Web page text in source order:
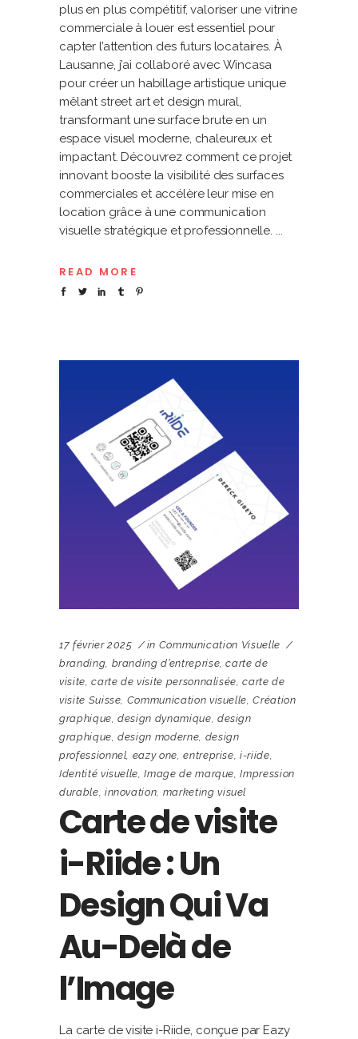
plus en plus compétitif, valoriser une vitrine
commerciale à louer est essentiel pour
capter l’attention des futurs locataires. À
Lausanne, j’ai collaboré avec Wincasa
pour créer un habillage artistique unique
mêlant street art et design mural,
transformant une surface brute en un
espace visuel moderne, chaleureux et
impactant. Découvrez comment ce projet
innovant booste la visibilité des surfaces
commerciales et accélère leur mise en
location grâce à une communication
visuelle stratégique et professionnelle.
READ MORE
17 février 2025 in Communication Visuelle
branding branding d’entreprise ,carte de
visite ,carte de visite personnalisée ,carte de
visite Suisse Communication visuelle ,Création
graphique ,design dynamique design
graphique ,design moderne design
professionnel eazy one ,entreprise ,i-riide
Identité visuelle ,Image de marque ,Impression
durable innovation marketing visuel
Carte de visite
i-Riide : Un
Design Qui Va
Au-Delà de
l’Image
La carte de visite i-Riide, conçue par Eazy